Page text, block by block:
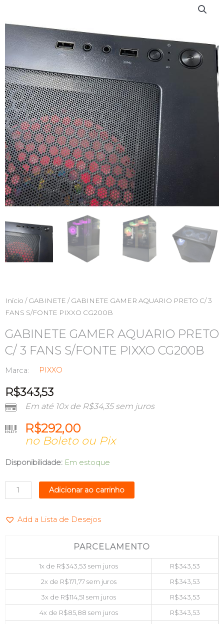
Início /GABINETE / GABINETE GAMER AQUARIO PRETO C/ 3
FANS S/FONTE PIXXO CG200B
GABINETE GAMER AQUARIO PRETO
C/ 3 FANS S/FONTE PIXXO CG200B
Marca: PIXXO
R$343,53
Em até 10x de R$34,35sem juros
R$292,00
no Boleto ou Pix
Disponibilidade: Em estoque
GABINETE
AQUARIO
PRETO
3
PIXXO
quantidade
Adicionar ao carrinho
Add a Lista de Desejos
PARCELAMENTO
1x de R$343,53 sem juros R$343,53
2x de R$171,77sem juros R$343,53
3x de R$114,51 sem juros R$343,53
4x de R$85,88 sem juros R$343,53